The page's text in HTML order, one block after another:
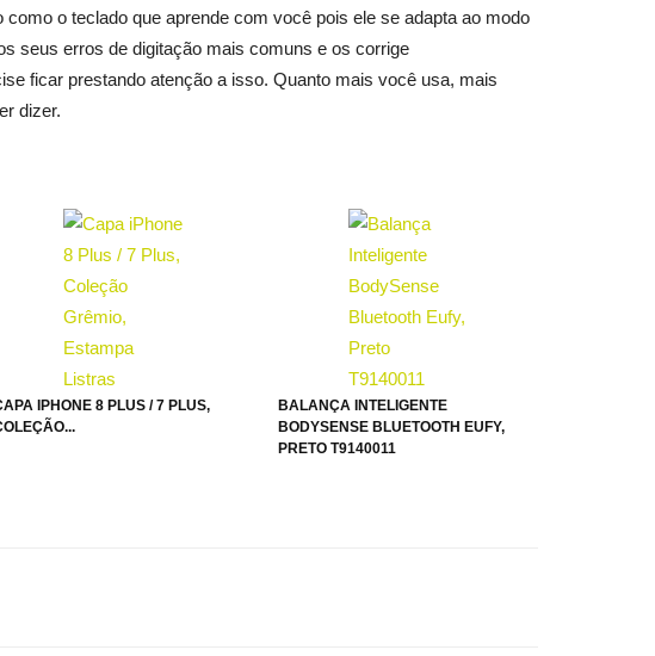
o teclado que aprende com você pois ele se adapta ao modo
seus erros de digitação mais comuns e os corrige
ficar prestando atenção a isso. Quanto mais você usa, mais
dizer.
IPHONE 8 PLUS / 7 PLUS,
BALANÇA INTELIGENTE
BODYSENSE BLUETOOTH EUFY,
PRETO T9140011